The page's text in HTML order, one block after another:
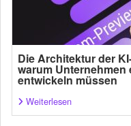
Die Architektur der
warum Unternehmen
entwickeln müssen
Weiterlesen